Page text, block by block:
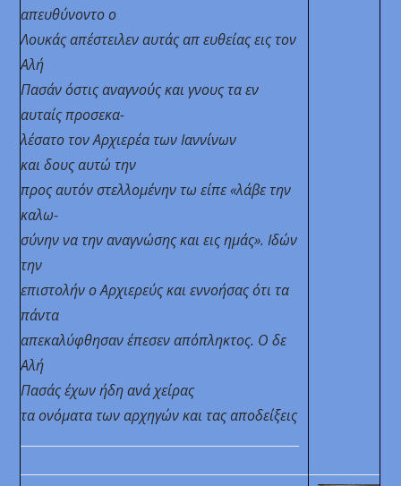
απευθύνοντο ο
Λουκάς απέστειλεν αυτάς απ ευθείας εις τον
Αλή
Πασάν όστις αναγνούς και γνους τα εν
αυταίς προσεκα-
λέσατο τον Αρχιερέα των Ιαννίνων
και δους αυτώ την
προς αυτόν στελλομένην τω είπε «λάβε την
καλω-
σύνην να την αναγνώσης και εις ημάς». Ιδών
την
επιστολήν ο Αρχιερεύς και εννοήσας ότι τα
πάντα
απεκαλύφθησαν έπεσεν απόπληκτος. Ο δε
Αλή
Πασάς έχων ήδη ανά χείρας
τα ονόματα των αρχηγών και τας αποδείξεις